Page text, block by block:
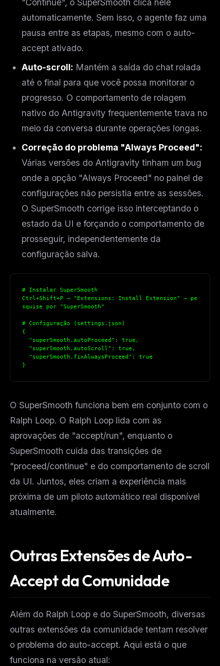
"Continue", o SuperSmooth clica nele
automaticamente. Sem isso, o agente faz uma
pausa entre as etapas, mesmo com o auto-
accept ativado.
Auto-scroll: Mantém a saída do chat rolada
até o final para que você possa monitorar o
progresso. O comportamento de rolagem
nativo do Antigravity frequentemente trava no
meio da conversa durante operações longas.
Correção do problema "Always Proceed":
Várias versões do Antigravity tinham um bug
onde a opção "Always Proceed" no painel de
configurações não persistia entre as sessões.
O SuperSmooth corrige isso interceptando o
estado da UI e forçando o comportamento de
prosseguir, independentemente da
configuração salva.
# Instalar SuperSmooth
Ctrl+Shift+P → "Extensions: Install Extension" → pe
squise por "SuperSmooth"
# Configuração (settings.json)
{
"superSmooth.autoProceed": true,
"superSmooth.autoScroll": true,
"superSmooth.fixAlwaysProceed": true
}
O SuperSmooth funciona bem em conjunto com o
Ralph Loop. O Ralph Loop lida com as
aprovações de "accept/run", enquanto o
SuperSmooth cuida das transições de
"proceed/continue" e do comportamento de scroll
da UI. Juntos, eles criam a experiência mais
próxima de um piloto automático real disponível
atualmente.
Outras Extensões de Auto-
Accept da Comunidade
Além do Ralph Loop e do SuperSmooth, diversas
outras extensões da comunidade tentam resolver
o problema do auto-accept. Aqui está o que
funciona na versão atual:
The weekly digest for
workflow updates — one email, no noise.
Email address
Get the weekly digest
No spam. Unsubscribe in one click.
Maybe later